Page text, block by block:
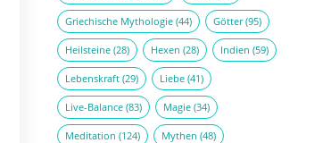
Griechische Mythologie (44) Götter(95)
Heilsteine (28) Hexen (28) Indien (59)
Lebenskraft (29) Liebe (41)
Live-Balance (83) Magie (34)
Meditation (124) Mythen (48)